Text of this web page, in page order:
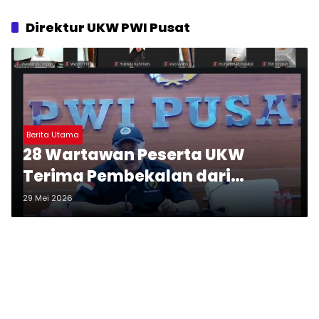
Direktur UKW PWI Pusat
Berita Utama
28 Wartawan Peserta UKW
Terima Pembekalan dari
Direktur UKW PWI Pusat
29 Mei 2026